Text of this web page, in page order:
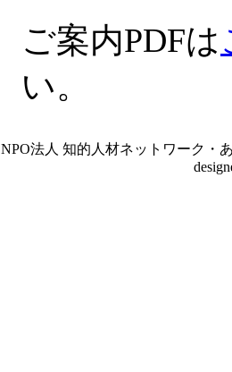
ご案内PDFは
い。
NPO法人 知的人材ネットワーク・